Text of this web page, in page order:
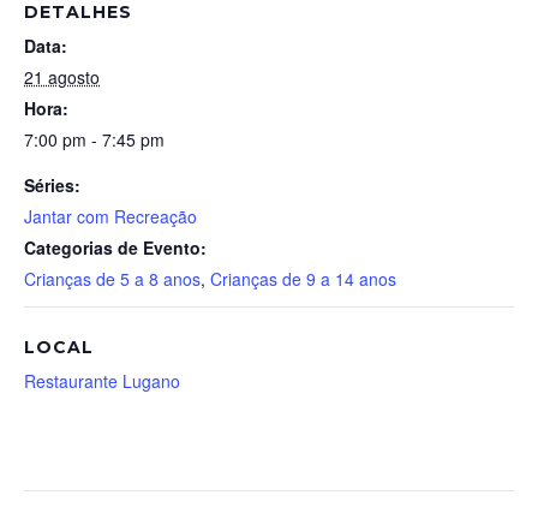
DETALHES
Data:
21 agosto
Hora:
7:00 pm - 7:45 pm
Séries:
Jantar com Recreação
Categorias de Evento:
Crianças de 5 a 8 anos, Crianças de 9 a 14 anos
LOCAL
Restaurante Lugano